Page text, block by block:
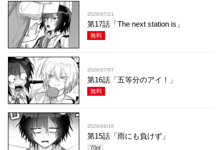
2026/07/21
第17話「The next station is」
無料
2026/07/07
第16話「五等分のアイ！」
無料
2026/06/16
第15話「雨にも負けず」
70pt